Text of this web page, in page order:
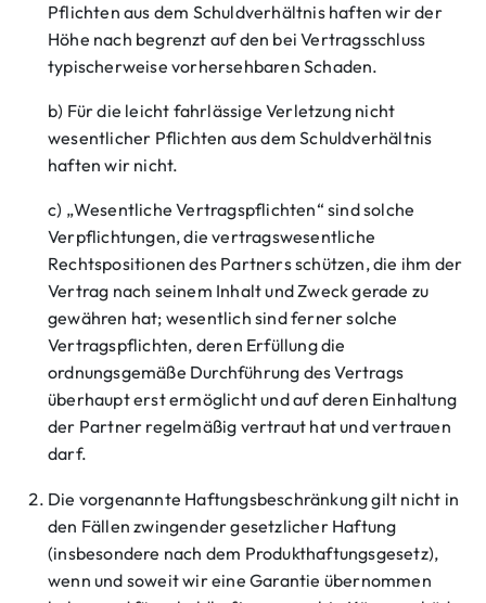
Pflichten aus dem Schuldverhältnis haften wir der
Höhe nach begrenzt auf den bei Vertragsschluss
typischerweise vorhersehbaren Schaden.
b) Für die leicht fahrlässige Verletzung nicht
wesentlicher Pflichten aus dem Schuldverhältnis
haften wir nicht.
c) „Wesentliche Vertragspflichten“ sind solche
Verpflichtungen, die vertragswesentliche
Rechtspositionen des Partners schützen, die ihm der
Vertrag nach seinem Inhalt und Zweck gerade zu
gewähren hat; wesentlich sind ferner solche
Vertragspflichten, deren Erfüllung die
ordnungsgemäße Durchführung des Vertrags
überhaupt erst ermöglicht und auf deren Einhaltung
der Partner regelmäßig vertraut hat und vertrauen
darf.
Die vorgenannte Haftungsbeschränkung gilt nicht in
den Fällen zwingender gesetzlicher Haftung
(insbesondere nach dem Produkthaftungsgesetz),
wenn und soweit wir eine Garantie übernommen